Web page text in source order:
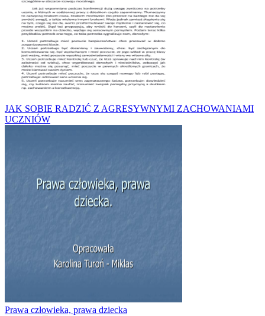
JAK SOBIE RADZIĆ Z AGRESYWNYMI ZACHOWANIAMI
UCZNIÓW
Prawa człowieka, prawa dziecka